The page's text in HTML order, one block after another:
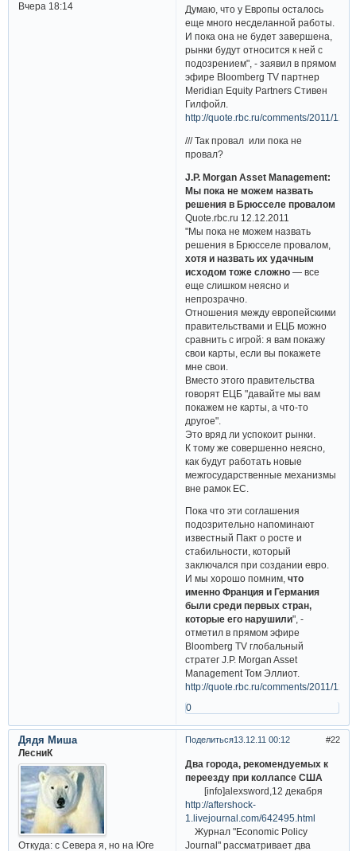
Вчера 18:14
Думаю, что у Европы осталось
еще много несделанной работы.
И пока она не будет завершена,
рынки будут относится к ней с
подозрением", - заявил в прямом
эфире Bloomberg TV партнер
Meridian Equity Partners Стивен
Гилфойл.
http://quote.rbc.ru/comments/2011/12/
/// Так провал или пока не
провал?
J.P. Morgan Asset Management:
Мы пока не можем назвать
решения в Брюсселе провалом
Quote.rbc.ru 12.12.2011
"Мы пока не можем назвать
решения в Брюсселе провалом,
хотя и назвать их удачным
исходом тоже сложно — все
еще слишком неясно и
непрозрачно.
Отношения между европейскими
правительствами и ЕЦБ можно
сравнить с игрой: я вам покажу
свои карты, если вы покажете
мне свои.
Вместо этого правительства
говорят ЕЦБ "давайте мы вам
покажем не карты, а что-то
другое".
Это вряд ли успокоит рынки.
К тому же совершенно неясно,
как будут работать новые
межгосударственные механизмы
вне рамок ЕС.
Пока что эти соглашения
подозрительно напоминают
известный Пакт о росте и
стабильности, который
заключался при создании евро.
И мы хорошо помним,что
именно Франция и Германия
были среди первых стран,
которые его нарушили", -
отметил в прямом эфире
Bloomberg TV глобальный
стратег J.P. Morgan Asset
Management Том Эллиот.
http://quote.rbc.ru/comments/2011/12/
0
Поделиться 22
13.12.11 00:12
Дядя Миша
ЛесниК
Откуда:с Севера я, но на Юге
Два города, рекомендуемых к
переезду при коллапсе США
[info]alexsword,12 декабря
http://aftershock-
1.livejournal.com/642495.html
Журнал "Economic Policy
Journal" рассматривает два